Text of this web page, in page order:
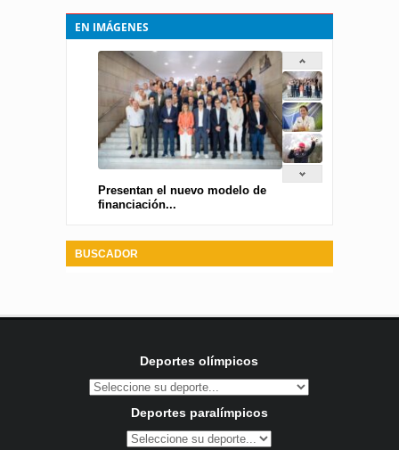
EN IMÁGENES
Presentan el nuevo modelo de
financiación...
BUSCADOR
Deportes olímpicos
Deportes paralímpicos